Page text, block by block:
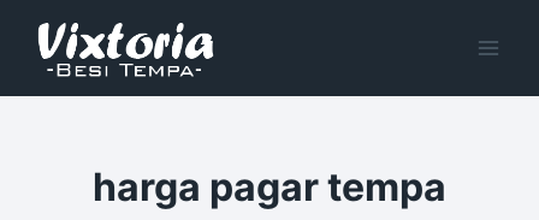
content
harga pagar tempa